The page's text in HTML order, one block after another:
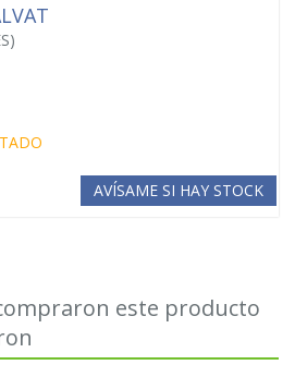
AVÍSAME SI HAY STOCK
este producto